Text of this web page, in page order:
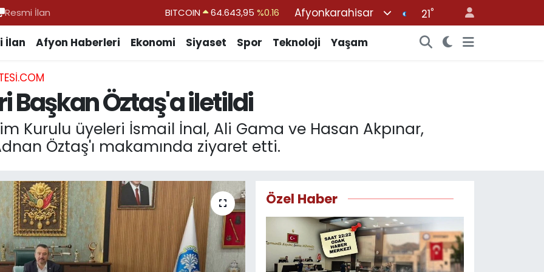
Resmi İlan DOLAR 47,6006%0.06
BİST100
13.799
BITCOIN
64.643,95
Afyonkarahisar 21°
İlan Afyon Haberleri Ekonomi Siyaset Spor Teknoloji Yaşam
Başkan Öztaş'a iletildi
Kurulu üyeleri İsmail İnal, Ali Gama ve Hasan Akpınar,
Öztaş'ı makamında ziyaret etti.
Özel Haber